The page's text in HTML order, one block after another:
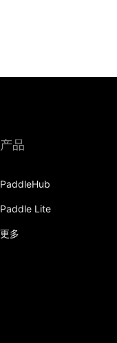
产品
PaddleHub
Paddle Lite
更多